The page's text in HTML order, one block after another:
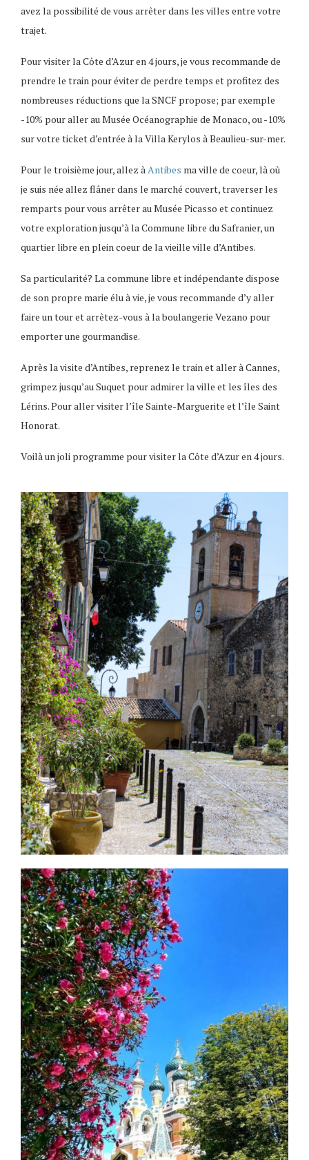
avez la possibilité de vous arrêter dans les villes entre votre
trajet.
Pour visiter la Côte d’Azur en 4 jours, je vous recommande de
prendre le train pour éviter de perdre temps et profitez des
nombreuses réductions que la SNCF propose; par exemple
-10% pour aller au Musée Océanographie de Monaco, ou -10%
sur votre ticket d’entrée à la Villa Kerylos à Beaulieu-sur-mer.
Pour le troisième jour, allez àAntibes ma ville de coeur, là où
je suis née allez flâner dans le marché couvert, traverser les
remparts pour vous arrêter au Musée Picasso et continuez
votre exploration jusqu’à la Commune libre du Safranier, un
quartier libre en plein coeur de la vieille ville d’Antibes.
Sa particularité? La commune libre et indépendante dispose
de son propre marie élu à vie, je vous recommande d’y aller
faire un tour et arrêtez-vous à la boulangerie Vezano pour
emporter une gourmandise.
Après la visite d’Antibes, reprenez le train et aller à Cannes,
grimpez jusqu’au Suquet pour admirer la ville et les îles des
Lérins. Pour aller visiter l’île Sainte-Marguerite et l’île Saint
Honorat.
Voilà un joli programme pour visiter la Côte d’Azur en 4 jours.